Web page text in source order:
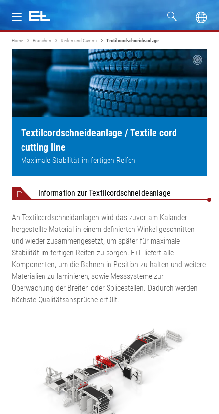
Produkte
Branchen
Service
Home Branchen Reifen und Gummi Textilcordschneideanlage
Textilcordschneideanlage / Textile cord
cutting line
Maximale Stabilität im fertigen Reifen
Information zur Textilcordschneideanlage
An Textilcordschneidanlagen wird das zuvor am Kalander
hergestellte Material in einem definierten Winkel geschnitten
und wieder zusammengesetzt, um später für maximale
Stabilität im fertigen Reifen zu sorgen. E+L liefert alle
Komponenten, um die Bahnen in Position zu halten und weitere
Materialien zu laminieren, sowie Messsysteme zur
Überwachung der Breiten oder Splicestellen. Dadurch werden
höchste Qualitätsansprüche erfüllt.